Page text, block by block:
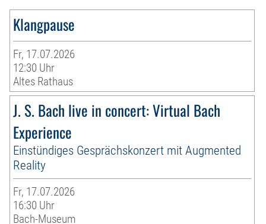
Klangpause
Fr, 17.07.2026
12:30 Uhr
Altes Rathaus
J. S. Bach live in concert: Virtual Bach
Experience
Einstündiges Gesprächskonzert mit Augmented
Reality
Fr, 17.07.2026
16:30 Uhr
Bach-Museum